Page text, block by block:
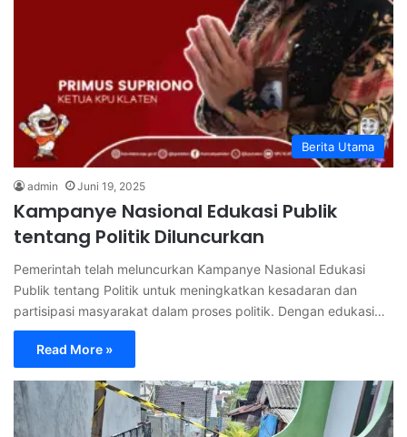
Berita Utama
admin Juni 19, 2025
Kampanye Nasional Edukasi Publik
tentang Politik Diluncurkan
Pemerintah telah meluncurkan Kampanye Nasional Edukasi
Publik tentang Politik untuk meningkatkan kesadaran dan
partisipasi masyarakat dalam proses politik. Dengan edukasi…
Read More »